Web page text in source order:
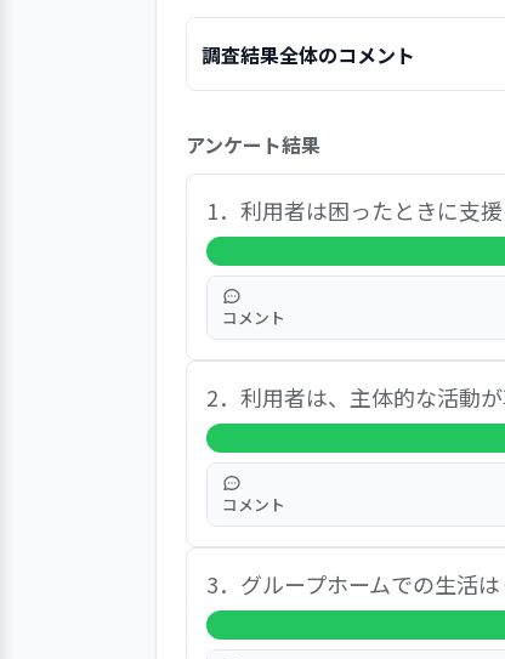
調査結果全体のコメント
しく日々暮らしている様子がうか
との意見があり、住環境について
「食事美味しい」「食事温かい
のの、その量については、可能
「不満」もしくは「大変不満」
えられるが、全体として、利用
アンケート結果
1．利用者は困ったときに支
コメント
「はい」の回答率は、９１％
くれる。 ・助けてくれる。 ・
てくれる。 ・発作がお風呂で
伝ってくれる。 ・いつも相談
2．利用者は、主体的な活動
コメント
「はい」の回答率は、９５％と
て楽しい。 ・作業所の仕事が
グゾーパズルをしたりする。
月ヘルパーと浅草に行ったり
3．グループホームでの生活